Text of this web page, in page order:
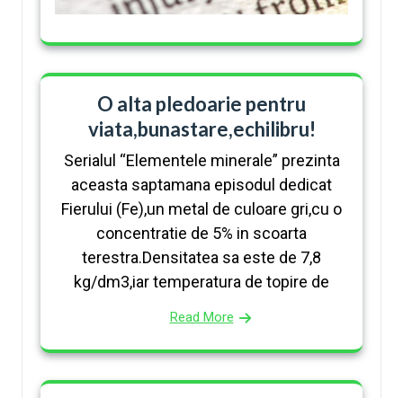
O alta pledoarie pentru
viata,bunastare,echilibru!
Serialul “Elementele minerale” prezinta
aceasta saptamana episodul dedicat
Fierului (Fe),un metal de culoare gri,cu o
concentratie de 5% in scoarta
terestra.Densitatea sa este de 7,8
kg/dm3,iar temperatura de topire de
Read More